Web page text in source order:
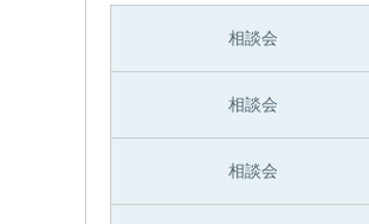
相談会
相談会
相談会